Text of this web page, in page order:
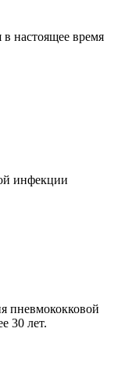
настоящее время
инфекции
пневмококковой
30 лет.